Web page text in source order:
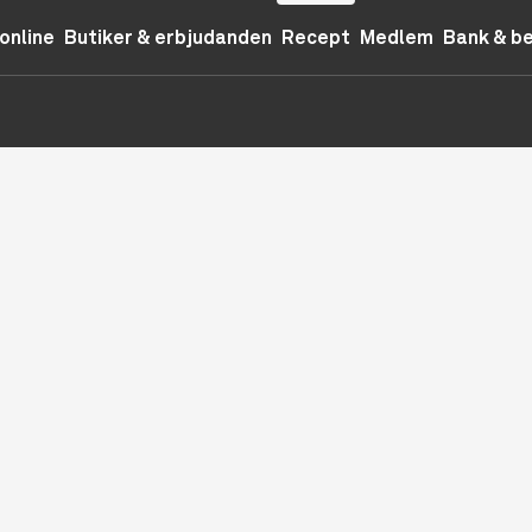
Butiker & erbjudanden Recept Medlem Bank &